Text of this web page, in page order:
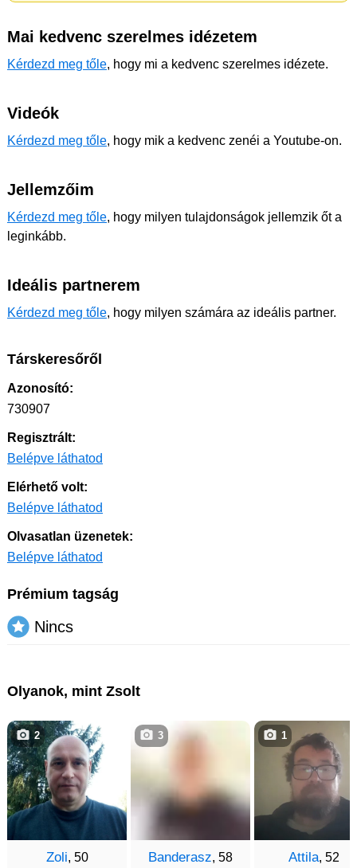
Mai kedvenc szerelmes idézetem
Kérdezd meg tőle, hogy mi a kedvenc szerelmes idézete.
Videók
Kérdezd meg tőle, hogy mik a kedvenc zenéi a Youtube-on.
Jellemzőim
Kérdezd meg tőle, hogy milyen tulajdonságok jellemzik őt a
leginkább.
Ideális partnerem
Kérdezd meg tőle, hogy milyen számára az ideális partner.
Társkeresőről
Azonosító:
730907
Regisztrált:
Belépve láthatod
Elérhető volt:
Belépve láthatod
Olvasatlan üzenetek:
Belépve láthatod
Prémium tagság
Nincs
Olyanok, mint Zsolt
Zoli, 50
2
Banderasz, 58
3
Attila, 52
1